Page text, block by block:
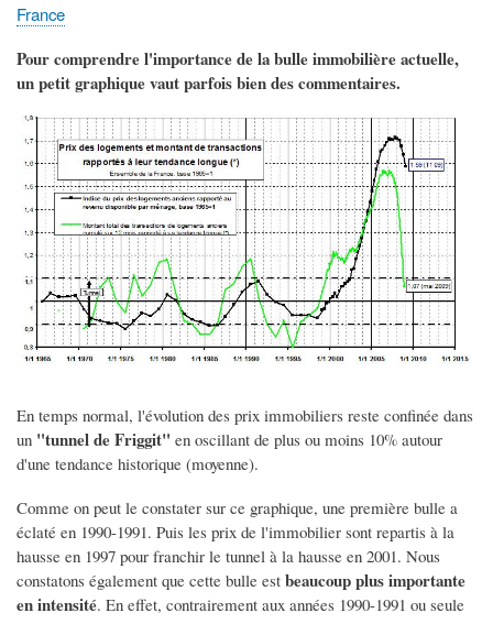
France
Pour comprendre l'importance de la bulle immobilière actuelle,
un petit graphique vaut parfois bien des commentaires.
En temps normal, l'évolution des prix immobiliers reste confinée dans
un "tunnel de Friggit" en oscillant de plus ou moins 10% autour
d'une tendance historique (moyenne).
Comme on peut le constater sur ce graphique, une première bulle a
éclaté en 1990-1991. Puis les prix de l'immobilier sont repartis à la
hausse en 1997 pour franchir le tunnel à la hausse en 2001. Nous
constatons également que cette bulle est beaucoup plus importante
en intensité. En effet, contrairement aux années 1990-1991 ou seule